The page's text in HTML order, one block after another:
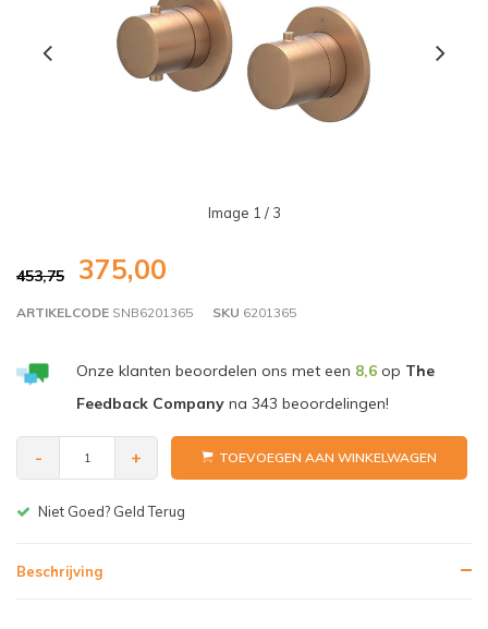
Image 1 / 3
453,75 375,00
ARTIKELCODE SNB6201365 SKU 6201365
Onze klanten beoordelen ons met een 8,6op The
Feedback Companyna 343 beoordelingen!
- + TOEVOEGEN AAN WINKELWAGEN
Gratis bezorgen v.a. € 150,-(NL)
Beschrijving